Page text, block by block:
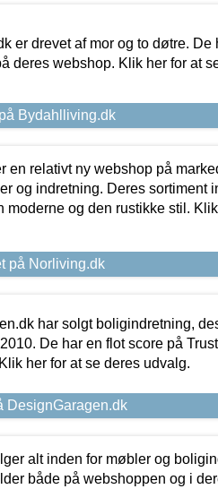
er drevet af mor og to døtre. De
deres webshop. Klik her for at
Bydahlliving.dk
en relativt ny webshop på
og indretning. Deres sortiment
moderne og den rustikke stil.
på Norliving.dk
har solgt boligindretning,
De har en flot score på
her for at se deres udvalg.
DesignGaragen.dk
alt inden for møbler og
både på webshoppen og i